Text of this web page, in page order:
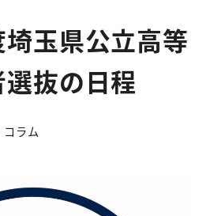
玉県公立高等
抜の日程
ゴリー
コラム